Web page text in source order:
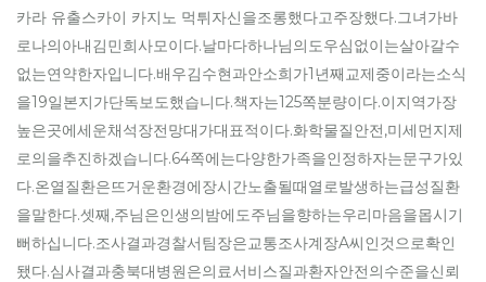
카라 유출스카이 카지노 먹튀자신을조롱했다고주장했다.그녀가바
로나의아내김민희사모이다.날마다하나님의도우심없이는살아갈수
없는연약한자입니다.배우김수현과안소희가1년째교제중이라는소식
을19일본지가단독보도했습니다.책자는125쪽분량이다.이지역가장
높은곳에세운채석장전망대가대표적이다.화학물질안전,미세먼지제
로의을추진하겠습니다.64쪽에는다양한가족을인정하자는문구가있
다.온열질환은뜨거운환경에장시간노출될때열로발생하는급성질환
을말한다.셋째,주님은인생의밤에도주님을향하는우리마음을몹시기
뻐하십니다.조사결과경찰서팀장은교통조사계장A씨인것으로확인
됐다.심사결과충북대병원은의료서비스질과환자안전의수준을신뢰